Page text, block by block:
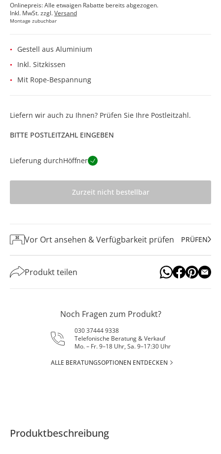
Onlinepreis: Alle etwaigen Rabatte bereits abgezogen.
Inkl. MwSt. zzgl.Versand
Montage zubuchbar
Gestell aus Aluminium
Inkl. Sitzkissen
Mit Rope-Bespannung
Liefern wir auch zu Ihnen? Prüfen Sie Ihre Postleitzahl.
BITTE POSTLEITZAHL EINGEBEN
Lieferung durchHöffner
Zurzeit nicht bestellbar
Vor Ort ansehen & Verfügbarkeit prüfen PRÜFEN
Produkt teilen
Noch Fragen zum Produkt?
030 37444 9338
Telefonische Beratung & Verkauf
Mo. – Fr. 9–18 Uhr, Sa. 9–17:30 Uhr
ALLE BERATUNGSOPTIONEN ENTDECKEN
Produktbeschreibung